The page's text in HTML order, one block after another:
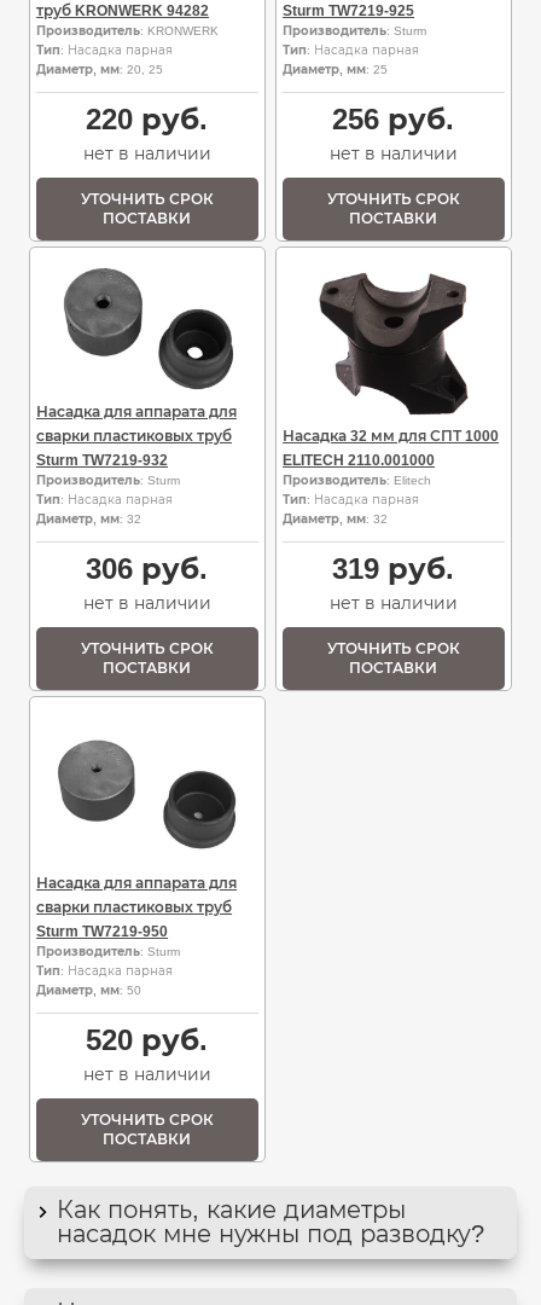
труб KRONWERK 94282
Производитель: KRONWERK
Тип: Насадка парная
Диаметр, мм: 20, 25
220 руб.
нет в наличии
УТОЧНИТЬ СРОК
ПОСТАВКИ
Sturm TW7219-925
Производитель: Sturm
Тип: Насадка парная
Диаметр, мм: 25
256 руб.
нет в наличии
УТОЧНИТЬ СРОК
ПОСТАВКИ
Насадка для аппарата для
сварки пластиковых труб
Sturm TW7219-932
Производитель: Sturm
Тип: Насадка парная
Диаметр, мм: 32
306 руб.
нет в наличии
УТОЧНИТЬ СРОК
ПОСТАВКИ
Насадка 32 мм для СПТ 1000
ELITECH 2110.001000
Производитель: Elitech
Тип: Насадка парная
Диаметр, мм: 32
319 руб.
нет в наличии
УТОЧНИТЬ СРОК
ПОСТАВКИ
Насадка для аппарата для
сварки пластиковых труб
Sturm TW7219-950
Производитель: Sturm
Тип: Насадка парная
Диаметр, мм: 50
520 руб.
нет в наличии
УТОЧНИТЬ СРОК
ПОСТАВКИ
Как понять, какие диаметры
насадок мне нужны под разводку?